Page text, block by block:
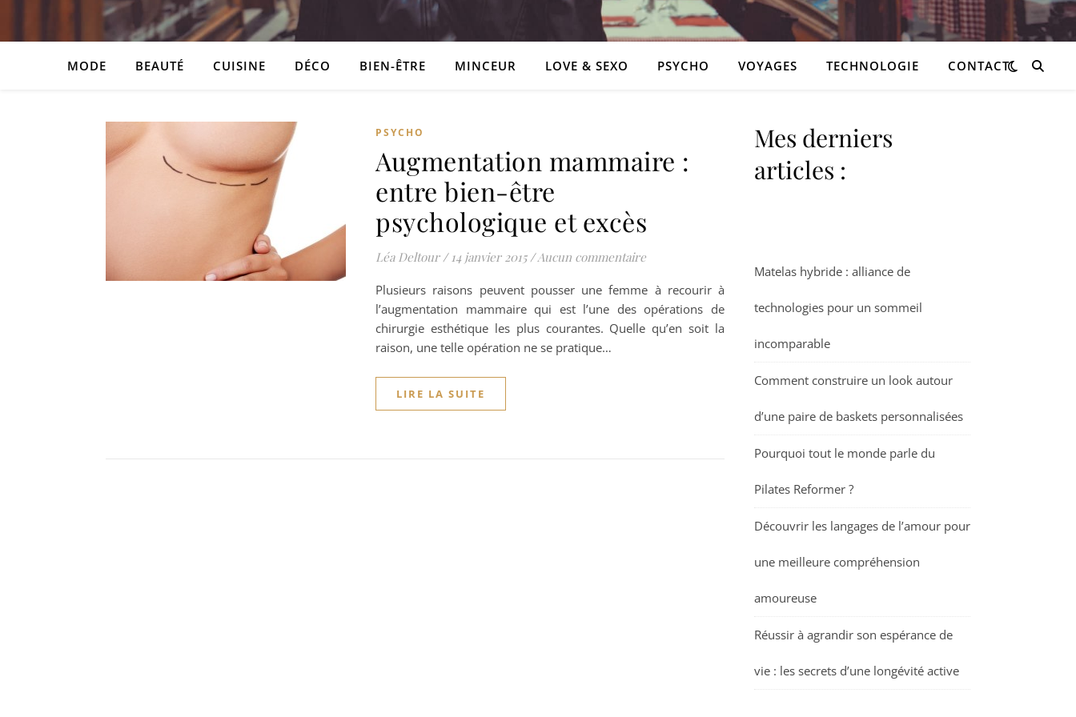
MODE BEAUTÉ CUISINE DÉCO BIEN-ÊTRE MINCEUR LOVE & SEXO PSYCHO VOYAGES TECHNOLOGIE CONTACT
PSYCHO
Augmentation mammaire :
entre bien-être
psychologique et excès
Léa Deltour / 14 janvier 2015 /Aucun commentaire
Plusieurs raisons peuvent pousser une femme à recourir à
l’augmentation mammaire qui est l’une des opérations de
chirurgie esthétique les plus courantes. Quelle qu’en soit la
raison, une telle opération ne se pratique…
LIRE LA SUITE
Mes derniers
articles :
Matelas hybride : alliance de
technologies pour un sommeil
incomparable
Comment construire un look autour
d’une paire de baskets personnalisées
Pourquoi tout le monde parle du
Pilates Reformer ?
Découvrir les langages de l’amour pour
une meilleure compréhension
amoureuse
Réussir à agrandir son espérance de
vie : les secrets d’une longévité active